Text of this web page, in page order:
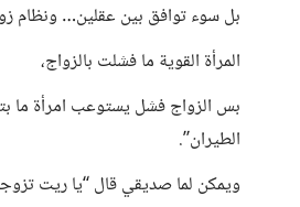
بل سوء توافق بين عقلين… ونظام
المرأة القوية ما فشلت بالزواج،
بس الزواج فشل يستوعب امرأة ما
الطيران”.
ويمكن لما صديقي قال “يا ريت